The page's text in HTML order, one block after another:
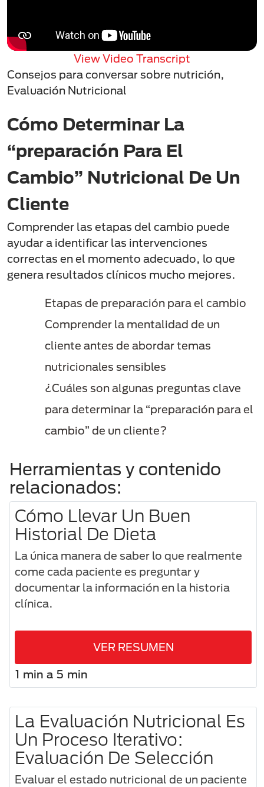
View Video Transcript
Consejos para conversar sobre nutrición,
Evaluación Nutricional
Cómo Determinar La
“preparación Para El
Cambio” Nutricional De Un
Cliente
Comprender las etapas del cambio puede
ayudar a identificar las intervenciones
correctas en el momento adecuado, lo que
genera resultados clínicos mucho mejores.
Etapas de preparación para el cambio
Comprender la mentalidad de un
cliente antes de abordar temas
nutricionales sensibles
¿Cuáles son algunas preguntas clave
para determinar la “preparación para el
cambio” de un cliente?
Herramientas y contenido
relacionados:
Cómo Llevar Un Buen
Historial De Dieta
La única manera de saber lo que realmente
come cada paciente es preguntar y
documentar la información en la historia
clínica.
VER RESUMEN
1 min a 5 min
La Evaluación Nutricional Es
Un Proceso Iterativo:
Evaluación De Selección
Evaluar el estado nutricional de un paciente